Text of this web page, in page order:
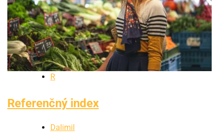
R
Referenčný index
Dalimil